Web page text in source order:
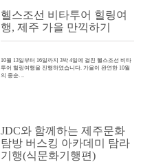
헬스조선 비타투어 힐링여
행, 제주 가을 만끽하기
10월 13일부터 16일까지 3박 4일에 걸친 헬스조선 비타
투어 힐링여행을 진행하였습니다. 가을이 완연한 10월
의 중순. ..
JDC와 함께하는 제주문화
탐방 버스킹 아카데미 탐라
기행(식문화기행편)